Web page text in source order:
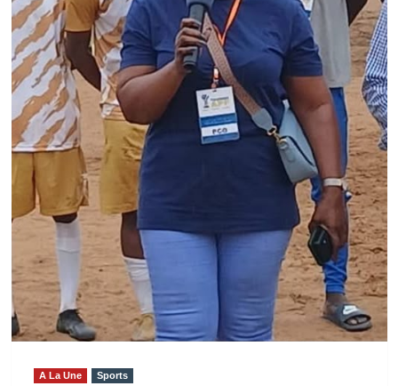
À
L’ALLEMAGNE
MAIS
GARDENT
LEUR
DESTIN
EN
MAIN
A La Une Sports